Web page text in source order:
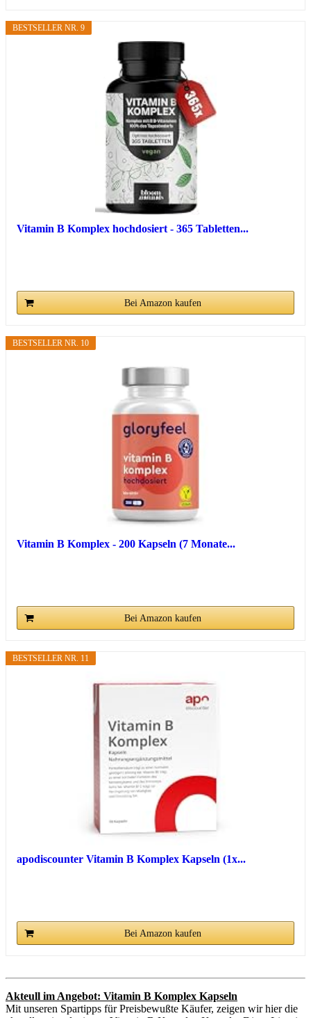
BESTSELLER NR. 9
Vitamin B Komplex hochdosiert - 365 Tabletten...
Bei Amazon kaufen
BESTSELLER NR. 10
Vitamin B Komplex - 200 Kapseln (7 Monate...
Bei Amazon kaufen
BESTSELLER NR. 11
apodiscounter Vitamin B Komplex Kapseln (1x...
Bei Amazon kaufen
Akteull im Angebot: Vitamin B Komplex Kapseln
Mit unseren Spartipps für Preisbewußte Käufer, zeigen wir hier die